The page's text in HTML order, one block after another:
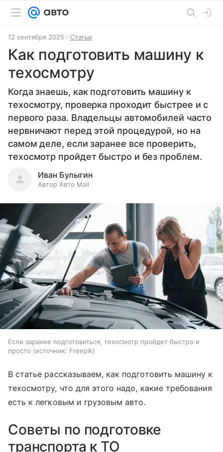
12 сентября 2025 Статьи
Как подготовить машину к
техосмотру
Когда знаешь, как подготовить машину к
техосмотру, проверка проходит быстрее и с
первого раза. Владельцы автомобилей часто
нервничают перед этой процедурой, но на
самом деле, если заранее все проверить,
техосмотр пройдет быстро и без проблем.
Иван Булыгин
Автор Авто Mail
Если заранее подготовиться, техосмотр пройдет быстро и
просто
источник: Freepik
В статье рассказываем, как подготовить машину к
техосмотру, что для этого надо, какие требования
есть к легковым и грузовым авто.
Советы по подготовке
транспорта к ТО